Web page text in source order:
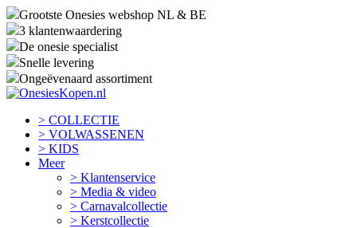
Grootste Onesies webshop NL & BE
3 klantenwaardering
De onesie specialist
Snelle levering
Ongeëvenaard assortiment
> COLLECTIE
> VOLWASSENEN
> KIDS
Meer
> Klantenservice
> Media & video
> Carnavalcollectie
> Kerstcollectie